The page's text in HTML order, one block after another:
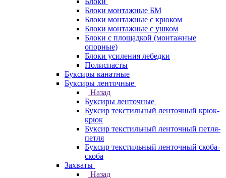
Блоки монтажные БМ
Блоки монтажные с крюком
Блоки монтажные с ушком
Блоки с площадкой (монтажные
опорные)
Блоки усиления лебедки
Полиспасты
Буксиры канатные
Буксиры ленточные
Назад
Буксиры ленточные
Буксир текстильный ленточный крюк-
крюк
Буксир текстильный ленточный петля-
петля
Буксир текстильный ленточный скоба-
скоба
Захваты
Назад